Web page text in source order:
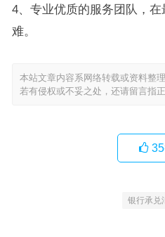
4、专业优质的服务团队，
难。
本站文章内容系网络转载或资料整
若有侵权或不妥之处，还请留言指
35
银行承兑